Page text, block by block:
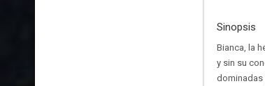
Sinopsis
Bianca, la
y sin su
dominadas